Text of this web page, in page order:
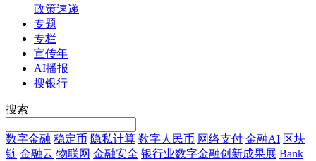
政策速递
专题
专栏
宣传年
AI播报
搜银行
搜索
数字金融 稳定币 隐私计算 数字人民币 网络支付 金融AI 区块
链 金融云 物联网 金融安全 银行业数字金融创新成果展 Bank